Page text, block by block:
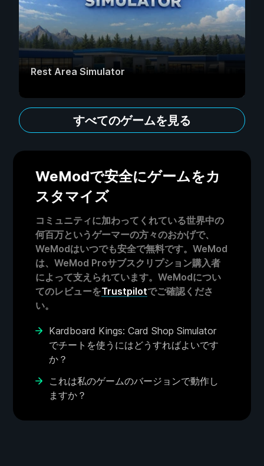
Rest Area Simulator
すべてのゲームを見る
WeModで安全にゲームをカ
スタマイズ
コミュニティに加わってくれている世界中の
何百万というゲーマーの方々のおかげで、
WeModはいつでも安全で無料です。WeMod
は、WeMod Proサブスクリプション購入者
によって支えられています。WeModについ
てのレビューをTrustpilotでご確認くださ
い。
Kardboard Kings: Card Shop Simulator
でチートを使うにはどうすればよいです
か？
これは私のゲームのバージョンで動作し
ますか？